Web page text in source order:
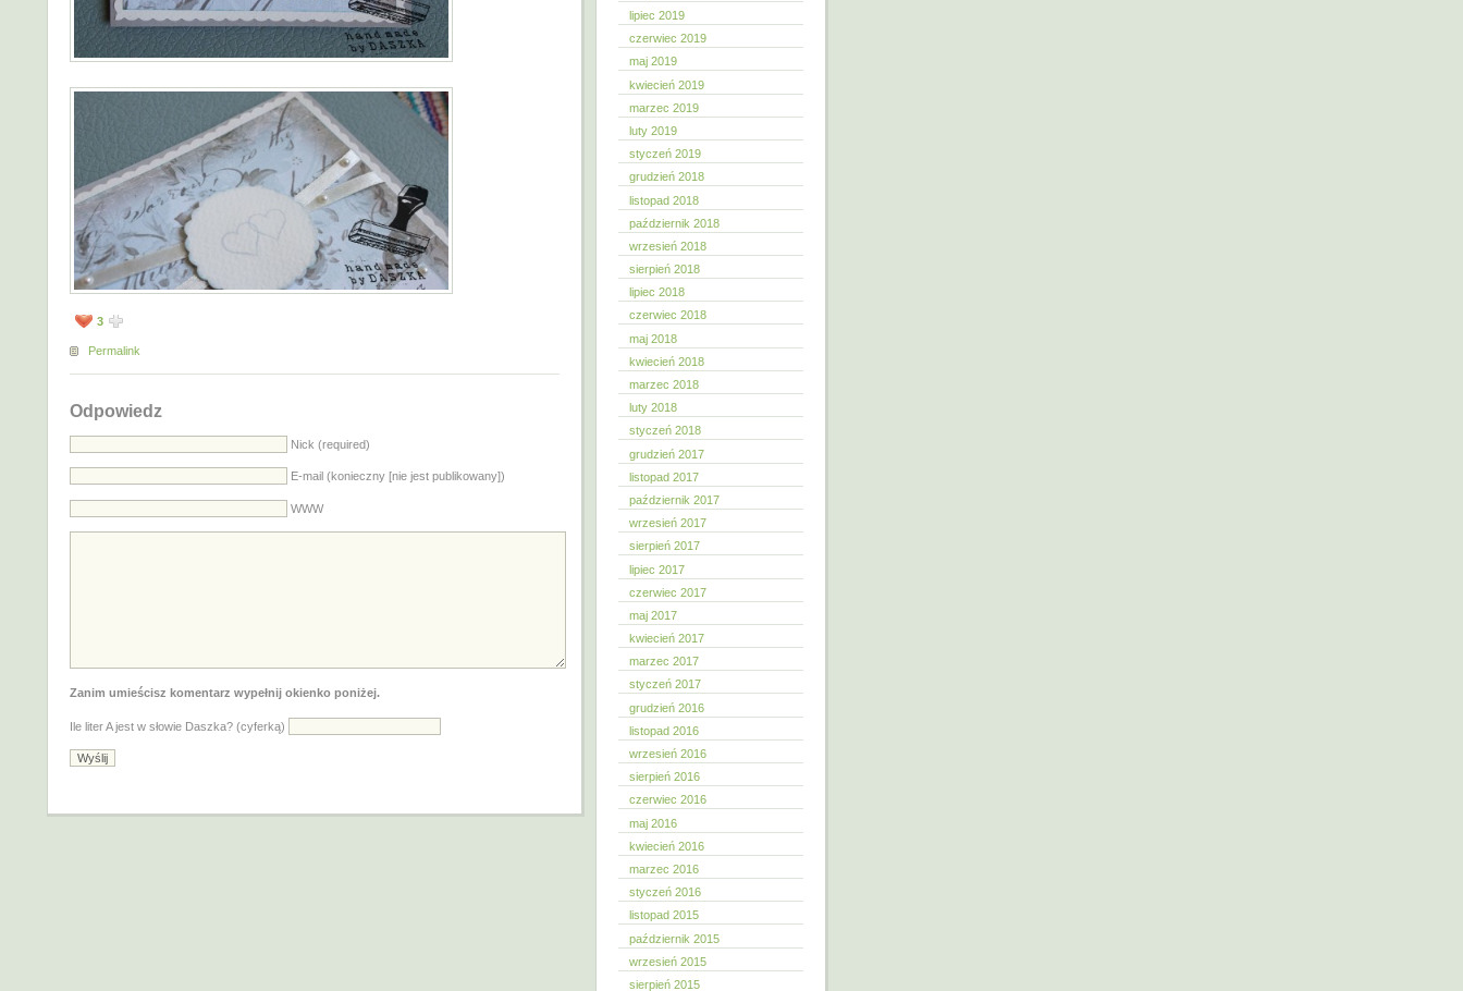
3
Permalink
Odpowiedz
Nick (required)
E-mail (konieczny [nie jest publikowany])
WWW
Zanim umieścisz komentarz wypełnij okienko poniżej.
Ile liter A jest w słowie Daszka? (cyferką)
lipiec 2019
czerwiec 2019
maj 2019
kwiecień 2019
marzec 2019
luty 2019
styczeń 2019
grudzień 2018
listopad 2018
październik 2018
wrzesień 2018
sierpień 2018
lipiec 2018
czerwiec 2018
maj 2018
kwiecień 2018
marzec 2018
luty 2018
styczeń 2018
grudzień 2017
listopad 2017
październik 2017
wrzesień 2017
sierpień 2017
lipiec 2017
czerwiec 2017
maj 2017
kwiecień 2017
marzec 2017
styczeń 2017
grudzień 2016
listopad 2016
wrzesień 2016
sierpień 2016
czerwiec 2016
maj 2016
kwiecień 2016
marzec 2016
styczeń 2016
listopad 2015
październik 2015
wrzesień 2015
sierpień 2015